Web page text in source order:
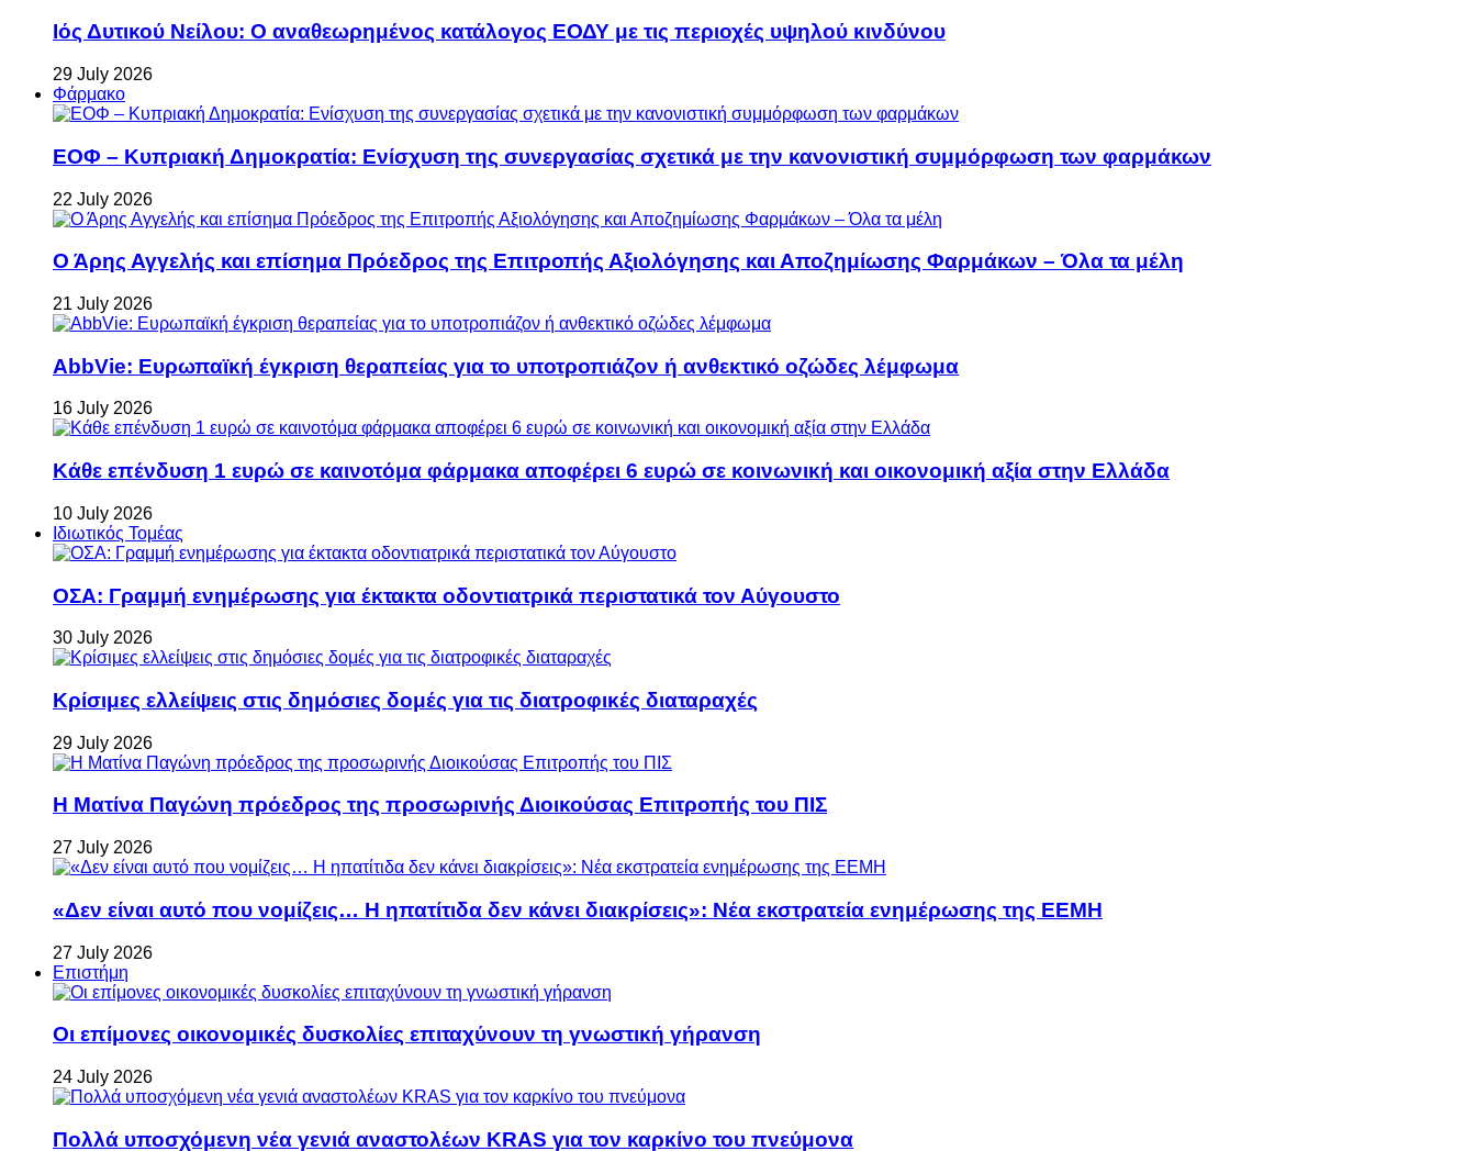
Ιός Δυτικού Νείλου: Ο αναθεωρημένος κατάλογος ΕΟΔΥ με τις περιοχές υψηλού κινδύνου
29 July 2026
Φάρμακο
ΕΟΦ – Κυπριακή Δημοκρατία: Ενίσχυση της συνεργασίας σχετικά με την κανονιστική συμμόρφωση των φαρμάκων
22 July 2026
Ο Άρης Αγγελής και επίσημα Πρόεδρος της Επιτροπής Αξιολόγησης και Αποζημίωσης Φαρμάκων – Όλα τα μέλη
21 July 2026
AbbVie: Ευρωπαϊκή έγκριση θεραπείας για το υποτροπιάζον ή ανθεκτικό οζώδες λέμφωμα
16 July 2026
Κάθε επένδυση 1 ευρώ σε καινοτόμα φάρμακα αποφέρει 6 ευρώ σε κοινωνική και οικονομική αξία στην Ελλάδα
10 July 2026
Ιδιωτικός Τομέας
ΟΣΑ: Γραμμή ενημέρωσης για έκτακτα οδοντιατρικά περιστατικά τον Αύγουστο
30 July 2026
Κρίσιμες ελλείψεις στις δημόσιες δομές για τις διατροφικές διαταραχές
29 July 2026
Η Ματίνα Παγώνη πρόεδρος της προσωρινής Διοικούσας Επιτροπής του ΠΙΣ
27 July 2026
«Δεν είναι αυτό που νομίζεις… Η ηπατίτιδα δεν κάνει διακρίσεις»: Νέα εκστρατεία ενημέρωσης της ΕΕΜΗ
27 July 2026
Επιστήμη
Οι επίμονες οικονομικές δυσκολίες επιταχύνουν τη γνωστική γήρανση
24 July 2026
Πολλά υποσχόμενη νέα γενιά αναστολέων KRAS για τον καρκίνο του πνεύμονα